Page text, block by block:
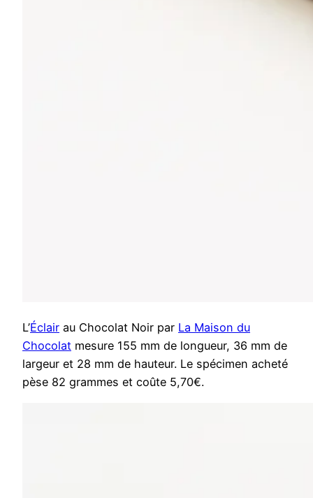
L’Éclair au Chocolat Noir par La Maison du
Chocolat mesure 155 mm de longueur, 36 mm de
largeur et 28 mm de hauteur. Le spécimen acheté
pèse 82 grammes et coûte 5,70€.